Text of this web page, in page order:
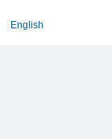
English